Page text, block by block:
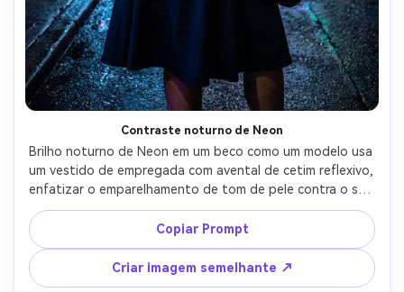
Contraste noturno de Neon
Brilho noturno de Neon em um beco como um modelo usa
um vestido de empregada com avental de cetim reflexivo,
enfatizar o emparelhamento de tom de pele contra o seu
tom de pele com destaques legais e sombras
controladas, 35mm f/1.8, ângulo baixo de corpo inteiro,
humor nervoso, textura de pele fotorealista, foco afiado,
brilho realista do tecido, roupa drapada naturalmente em
sua estrutura-AR 4:5
Copiar Prompt
Criar imagem semelhante ↗